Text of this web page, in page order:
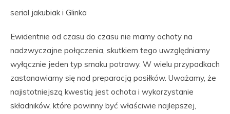
serial jakubiak i Glinka
Ewidentnie od czasu do czasu nie mamy ochoty na
nadzwyczajne połączenia, skutkiem tego uwzględniamy
wyłącznie jeden typ smaku potrawy. W wielu przypadkach
zastanawiamy się nad preparacją posiłków. Uważamy, że
najistotniejszą kwestią jest ochota i wykorzystanie
składników, które powinny być właściwie najlepszej,